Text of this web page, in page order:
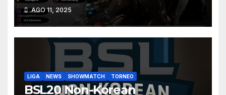
AGO 11, 2025
LIGA NEWS SHOWMATCH TORNEO
BSL20 Non-Korean